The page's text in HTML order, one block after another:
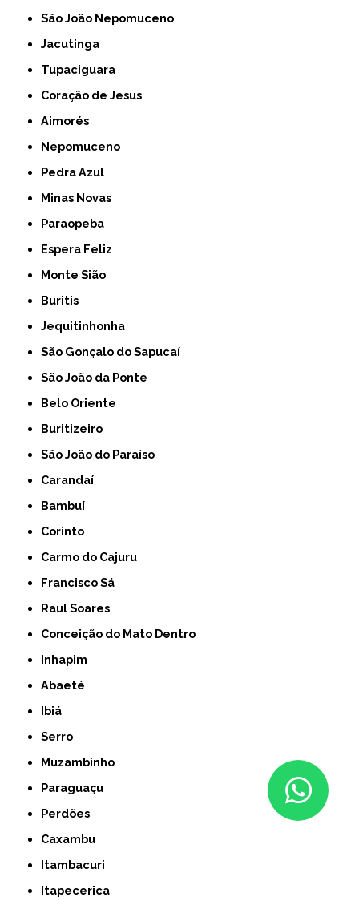
São João Nepomuceno
Jacutinga
Tupaciguara
Coração de Jesus
Aimorés
Nepomuceno
Pedra Azul
Minas Novas
Paraopeba
Espera Feliz
Monte Sião
Buritis
Jequitinhonha
São Gonçalo do Sapucaí
São João da Ponte
Belo Oriente
Buritizeiro
São João do Paraíso
Carandaí
Bambuí
Corinto
Carmo do Cajuru
Francisco Sá
Raul Soares
Conceição do Mato Dentro
Inhapim
Abaeté
Ibiá
Serro
Muzambinho
Paraguaçu
Perdões
Caxambu
Itambacuri
Itapecerica